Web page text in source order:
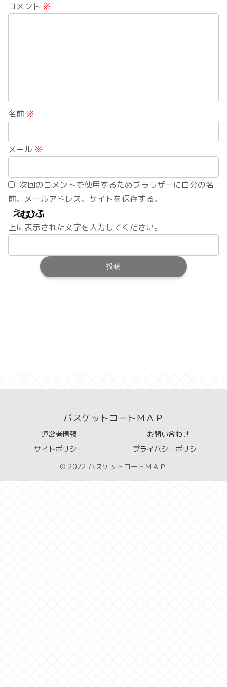
コメント ※
名前 ※
メール ※
次回のコメントで使用するためブラウザーに自分の名
前、メールアドレス、サイトを保存する。
上に表示された文字を入力してください。
バスケットコートＭＡＰ
運営者情報
お問い合わせ
サイトポリシー
プライバシーポリシー
© 2022 バスケットコートＭＡＰ.